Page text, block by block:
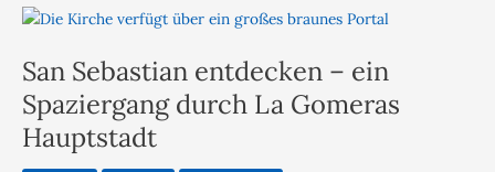
San Sebastian entdecken – ein
Spaziergang durch La Gomeras
Hauptstadt